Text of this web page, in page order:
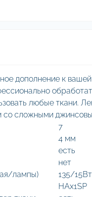
дополнение к
любые ткани.
со сложными
7
4 мм
есть
нет
лампы)
135/15Вт
HAx1SP